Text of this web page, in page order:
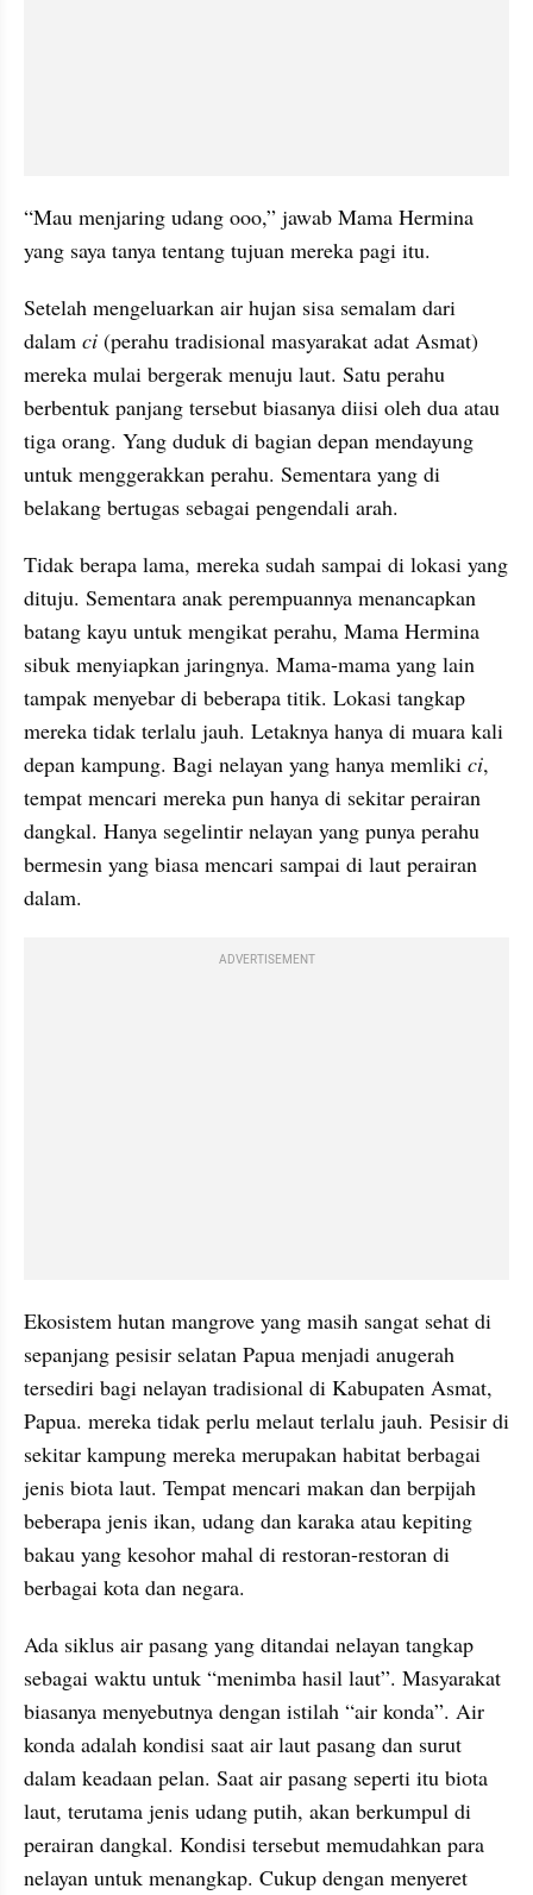
“Mau menjaring udang ooo,” jawab Mama Hermina
yang saya tanya tentang tujuan mereka pagi itu.
Setelah mengeluarkan air hujan sisa semalam dari
dalam ci (perahu tradisional masyarakat adat Asmat)
mereka mulai bergerak menuju laut. Satu perahu
berbentuk panjang tersebut biasanya diisi oleh dua atau
tiga orang. Yang duduk di bagian depan mendayung
untuk menggerakkan perahu. Sementara yang di
belakang bertugas sebagai pengendali arah.
Tidak berapa lama, mereka sudah sampai di lokasi yang
dituju. Sementara anak perempuannya menancapkan
batang kayu untuk mengikat perahu, Mama Hermina
sibuk menyiapkan jaringnya. Mama-mama yang lain
tampak menyebar di beberapa titik. Lokasi tangkap
mereka tidak terlalu jauh. Letaknya hanya di muara kali
depan kampung. Bagi nelayan yang hanya memliki ci,
tempat mencari mereka pun hanya di sekitar perairan
dangkal. Hanya segelintir nelayan yang punya perahu
bermesin yang biasa mencari sampai di laut perairan
dalam.
ADVERTISEMENT
Ekosistem hutan mangrove yang masih sangat sehat di
sepanjang pesisir selatan Papua menjadi anugerah
tersediri bagi nelayan tradisional di Kabupaten Asmat,
Papua. mereka tidak perlu melaut terlalu jauh. Pesisir di
sekitar kampung mereka merupakan habitat berbagai
jenis biota laut. Tempat mencari makan dan berpijah
beberapa jenis ikan, udang dan karaka atau kepiting
bakau yang kesohor mahal di restoran-restoran di
berbagai kota dan negara.
Ada siklus air pasang yang ditandai nelayan tangkap
sebagai waktu untuk “menimba hasil laut”. Masyarakat
biasanya menyebutnya dengan istilah “air konda”. Air
konda adalah kondisi saat air laut pasang dan surut
dalam keadaan pelan. Saat air pasang seperti itu biota
laut, terutama jenis udang putih, akan berkumpul di
perairan dangkal. Kondisi tersebut memudahkan para
nelayan untuk menangkap. Cukup dengan menyeret